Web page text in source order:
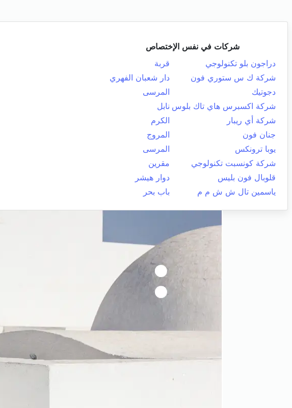
شركات في نفس الإختصاص
دراجون بلو تكنولوجي
قربة
شركة ك س ستوري فون
دار شعبان الفهري
دجوتيك
المرسى
شركة اكسبرس هاي تاك بلوس نابل
شركة أي ريبار
الكرم
جنان فون
المروج
يوبا ترونكس
المرسى
شركة كونسبت تكنولوجي
مقرين
قلوبال فون بليس
دوار هيشر
ياسمين تال ش ش م م
باب بحر